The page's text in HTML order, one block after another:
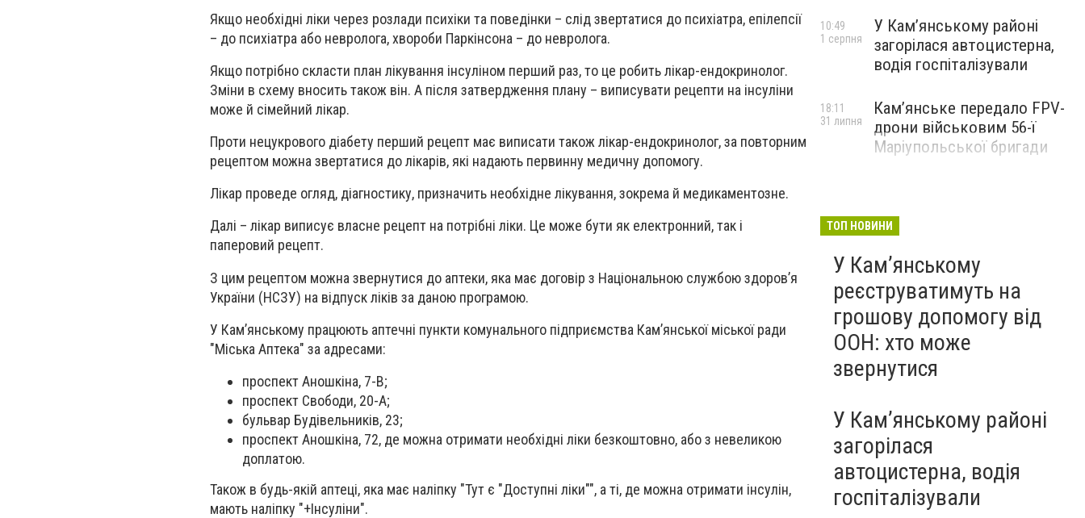
Якщо необхідні ліки через розлади психіки та поведінки – слід звертатися до психіатра, епілепсії
– до психіатра або невролога, хвороби Паркінсона – до невролога.
Якщо потрібно скласти план лікування інсуліном перший раз, то це робить лікар-ендокринолог.
Зміни в схему вносить також він. А після затвердження плану – виписувати рецепти на інсуліни
може й сімейний лікар.
Проти нецукрового діабету перший рецепт має виписати також лікар-ендокринолог, за повторним
рецептом можна звертатися до лікарів, які надають первинну медичну допомогу.
Лікар проведе огляд, діагностику, призначить необхідне лікування, зокрема й медикаментозне.
Далі – лікар виписує власне рецепт на потрібні ліки. Це може бути як електронний, так і
паперовий рецепт.
З цим рецептом можна звернутися до аптеки, яка має договір з Національною службою здоров’я
України (НСЗУ) на відпуск ліків за даною програмою.
У Кам’янському працюють аптечні пункти комунального підприємства Кам’янської міської ради
"Міська Аптека" за адресами:
проспект Аношкіна, 7-В;
проспект Свободи, 20-А;
бульвар Будівельників, 23;
проспект Аношкіна, 72, де можна отримати необхідні ліки безкоштовно, або з невеликою
доплатою.
Також в будь-якій аптеці, яка має наліпку "Тут є "Доступні ліки"", а ті, де можна отримати інсулін,
мають наліпку "+Інсуліни".
У Кам’янському районі
загорілася автоцистерна,
водія госпіталізували
10:49
1 серпня
Кам’янське передало FPV-
дрони військовим 56-ї
Маріупольської бригади
18:11
31 липня
ТОП НОВИНИ
У Кам’янському
реєструватимуть на
грошову допомогу від
ООН: хто може
звернутися
У Кам’янському районі
загорілася
автоцистерна, водія
госпіталізували